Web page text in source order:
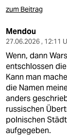
zum Beitrag
Mendou
27.06.2026 , 12:11
Wenn, dann
entschlossen
Kann man
die Namen
anders
russischen
polnischen
aufgegeben.